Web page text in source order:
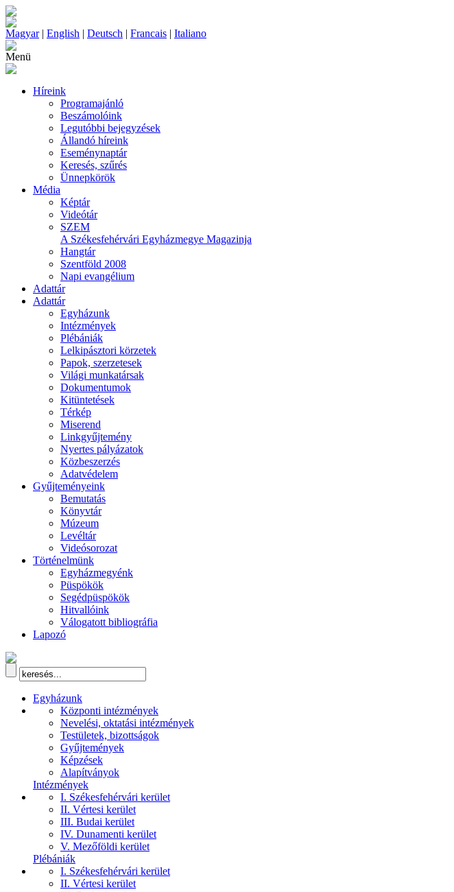
Magyar| English | Deutsch | Francais | Italiano
Menü
Híreink
Programajánló
Beszámolóink
Legutóbbi bejegyzések
Állandó híreink
Eseménynaptár
Keresés, szűrés
Ünnepkörök
Média
Képtár
Videótár
SZEM
A Székesfehérvári Egyházmegye Magazinja
Hangtár
Szentföld 2008
Napi evangélium
Adattár
Adattár
Egyházunk
Intézmények
Plébániák
Lelkipásztori körzetek
Papok, szerzetesek
Világi munkatársak
Dokumentumok
Kitüntetések
Térkép
Miserend
Linkgyűjtemény
Nyertes pályázatok
Közbeszerzés
Adatvédelem
Gyűjteményeink
Bemutatás
Könyvtár
Múzeum
Levéltár
Videósorozat
Történelmünk
Egyházmegyénk
Püspökök
Segédpüspökök
Hitvallóink
Válogatott bibliográfia
Lapozó
Egyházunk
Központi intézmények
Nevelési, oktatási intézmények
Testületek, bizottságok
Gyűjtemények
Képzések
Alapítványok
Intézmények
I. Székesfehérvári kerület
II. Vértesi kerület
III. Budai kerület
IV. Dunamenti kerület
V. Mezőföldi kerület
Plébániák
I. Székesfehérvári kerület
II. Vértesi kerület